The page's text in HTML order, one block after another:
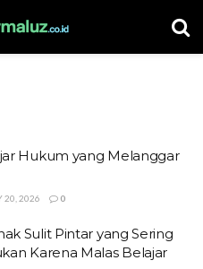
Hukum yang Melanggar
20, 2026 0
Sulit Pintar yang Sering
Karena Malas Belajar